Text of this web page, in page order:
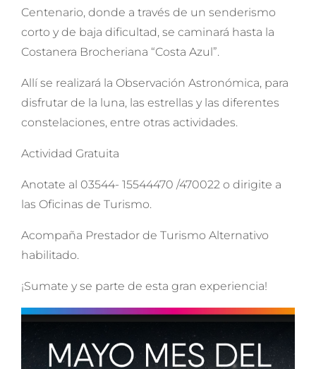
Centenario, donde a través de un senderismo
corto y de baja dificultad, se caminará hasta la
Costanera Brocheriana “Costa Azul”.
Allí se realizará la Observación Astronómica, para
disfrutar de la luna, las estrellas y las diferentes
constelaciones, entre otras actividades.
Actividad Gratuita
Anotate al 03544- 15544470 /470022 o dirigite a
las Oficinas de Turismo.
Acompaña Prestador de Turismo Alternativo
habilitado.
¡Sumate y se parte de esta gran experiencia!